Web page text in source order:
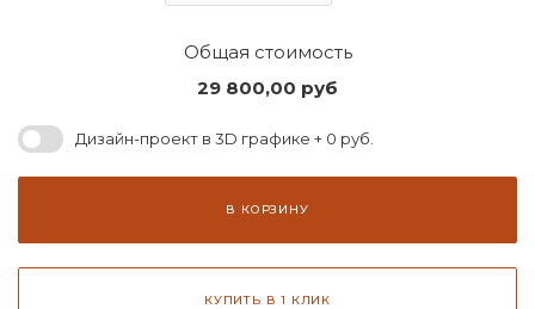
Общая стоимость
29 800,00 руб
Дизайн-проект в 3D графике + 0 руб.
В КОРЗИНУ
КУПИТЬ В 1 КЛИК